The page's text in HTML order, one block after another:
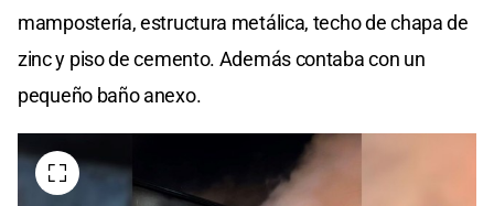
mampostería, estructura metálica, techo de chapa de
zinc y piso de cemento. Además contaba con un
pequeño baño anexo.